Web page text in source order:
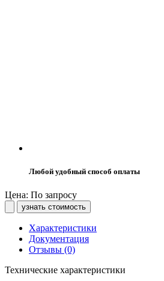
Любой удобный способ оплаты
Цена: По запросу
узнать стоимость
Характеристики
Документация
Отзывы (0)
Технические характеристики